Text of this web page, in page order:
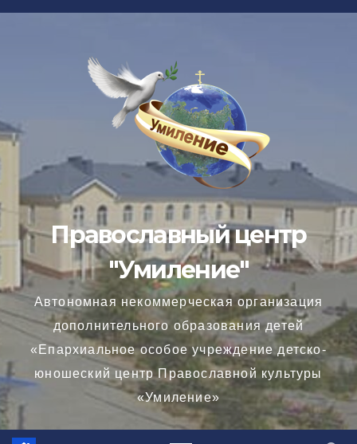
Перейти
Православный центр
"Умиление"
Автономная некоммерческая организация
дополнительного образования детей
«Епархиальное особое учреждение детско-
юношеский центр Православной культуры
«Умиление»